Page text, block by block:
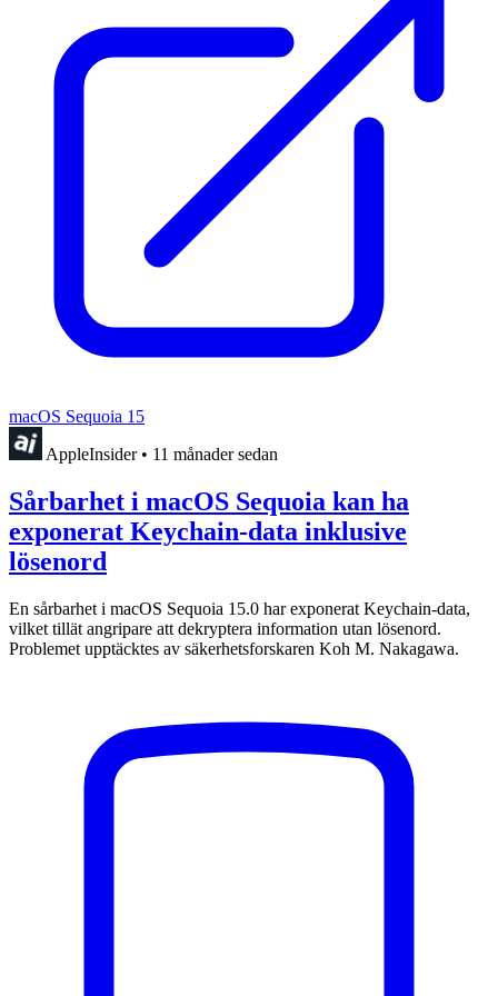
macOS Sequoia 15
AppleInsider • 11 månader sedan
Sårbarhet i macOS Sequoia kan ha
exponerat Keychain-data inklusive
lösenord
En sårbarhet i macOS Sequoia 15.0 har exponerat Keychain-data,
vilket tillät angripare att dekryptera information utan lösenord.
Problemet upptäcktes av säkerhetsforskaren Koh M. Nakagawa.